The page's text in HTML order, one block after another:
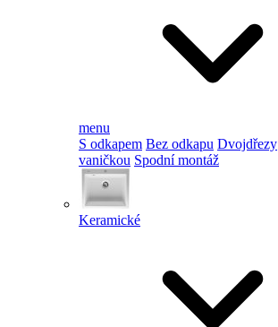
menu
S odkapem Bez odkapu Dvojdřezy
vaničkou Spodní montáž
Keramické